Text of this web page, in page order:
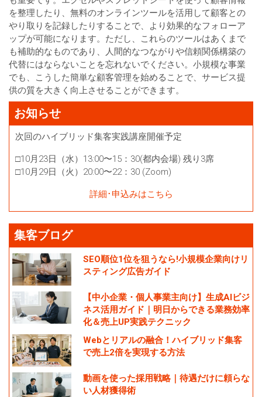
を整理したり、無料のオンラインツールを活用して顧客との
やり取りを記録したりすることで、より効果的なフォローア
ップが可能になります。ただし、これらのツールはあくまで
も補助的なものであり、人間的なつながりや信頼関係構築の
代替にはならないことを忘れないでください。小規模な事業
でも、こうした簡単な顧客管理を始めることで、サービス提
供の質を大きく向上させることができます。
お知らせ
次回のハイブリッド集客実践講座開催予定
□10月23日（水）13:00〜15：30(都内会場) 残り3席
□10月29日（火）20:00〜22：30 (Zoom)
詳細･申込みはこちら
集客ブログ
SEO順位1位を狙うなら!小規模企業向けリ
スティング広告ガイド
【中小企業・個人事業主向け】生成AIビジ
ネス活用ガイド｜明日からできる業務効率
化＆売上UP実践テクニック
Webとリアルの融合！ハイブリッド集客
で売上2倍を実現する方法
動画を使った採用戦略｜待遇だけに頼らな
い人材獲得術